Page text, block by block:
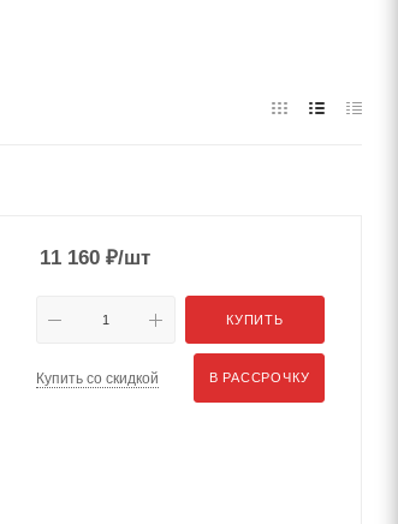
11 160 ₽/шт
КУПИТЬ
Купить со скидкой В РАССРОЧКУ